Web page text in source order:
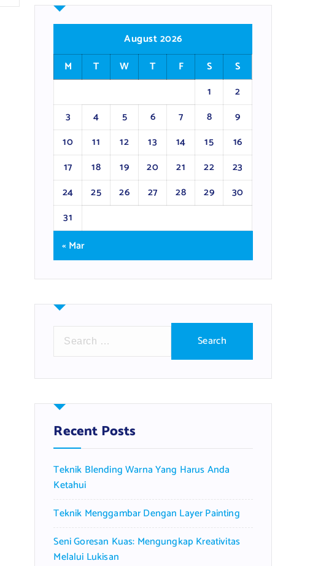
August 2026
M
T W T F S
S
1
2
3
4 5 6 7 8
9
10
11 12 13 14 15
16
17
18 19 20 21 22
23
24
25 26 27 28 29
30
31
« Mar
r
h
f
o
:
Recent Posts
Teknik Blending Warna Yang Harus Anda
Ketahui
Teknik Menggambar Dengan Layer Painting
Seni Goresan Kuas: Mengungkap Kreativitas
Melalui Lukisan